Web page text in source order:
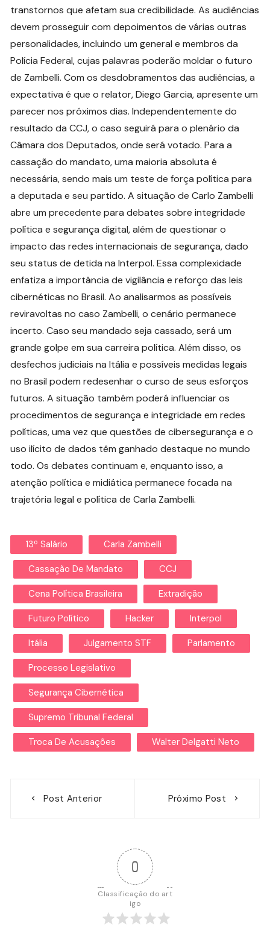
transtornos que afetam sua credibilidade. As audiências
devem prosseguir com depoimentos de várias outras
personalidades, incluindo um general e membros da
Polícia Federal, cujas palavras poderão moldar o futuro
de Zambelli. Com os desdobramentos das audiências, a
expectativa é que o relator, Diego Garcia, apresente um
parecer nos próximos dias. Independentemente do
resultado da CCJ, o caso seguirá para o plenário da
Câmara dos Deputados, onde será votado. Para a
cassação do mandato, uma maioria absoluta é
necessária, sendo mais um teste de força política para
a deputada e seu partido. A situação de Carlo Zambelli
abre um precedente para debates sobre integridade
política e segurança digital, além de questionar o
impacto das redes internacionais de segurança, dado
seu status de detida na Interpol. Essa complexidade
enfatiza a importância de vigilância e reforço das leis
cibernéticas no Brasil. Ao analisarmos as possíveis
reviravoltas no caso Zambelli, o cenário permanece
incerto. Caso seu mandado seja cassado, será um
grande golpe em sua carreira política. Além disso, os
desfechos judiciais na Itália e possíveis medidas legais
no Brasil podem redesenhar o curso de seus esforços
futuros. A situação também poderá influenciar os
procedimentos de segurança e integridade em redes
políticas, uma vez que questões de cibersegurança e o
uso ilícito de dados têm ganhado destaque no mundo
todo. Os debates continuam e, enquanto isso, a
atenção política e midiática permanece focada na
trajetória legal e política de Carla Zambelli.
13º Salário Carla Zambelli
Cassação De Mandato CCJ
Cena Política Brasileira Extradição
Futuro Político Hacker Interpol
Itália Julgamento STF Parlamento
Processo Legislativo
Segurança Cibernética
Supremo Tribunal Federal
Troca De Acusações Walter Delgatti Neto
Post Anterior Próximo Post
0
Classificação do art
igo